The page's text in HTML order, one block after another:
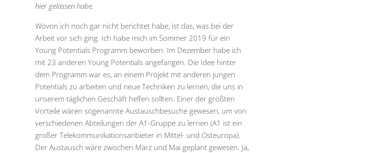
hier gelassen habe.
Wovon ich noch gar nicht berichtet habe, ist das, was bei der
Arbeit vor sich ging. Ich habe mich im Sommer 2019 für ein
Young Potentials Programm beworben. Im Dezember habe ich
mit 23 anderen Young Potentials angefangen. Die Idee hinter
dem Programm war es, an einem Projekt mit anderen jungen
Potentials zu arbeiten und neue Techniken zu lernen, die uns in
unserem täglichen Geschäft helfen sollten. Einer der größten
Vorteile wären sogenannte Austauschbesuche gewesen, um von
verschiedenen Abteilungen der A1-Gruppe zu lernen (A1 ist ein
großer Telekommunikationsanbieter in Mittel- und Osteuropa).
Der Austausch wäre zwischen März und Mai geplant gewesen. Ja,